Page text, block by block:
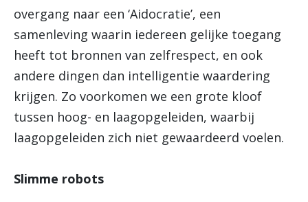
overgang naar een ‘Aidocratie’, een
samenleving waarin iedereen gelijke toegang
heeft tot bronnen van zelfrespect, en ook
andere dingen dan intelligentie waardering
krijgen. Zo voorkomen we een grote kloof
tussen hoog- en laagopgeleiden, waarbij
laagopgeleiden zich niet gewaardeerd voelen.
Slimme robots